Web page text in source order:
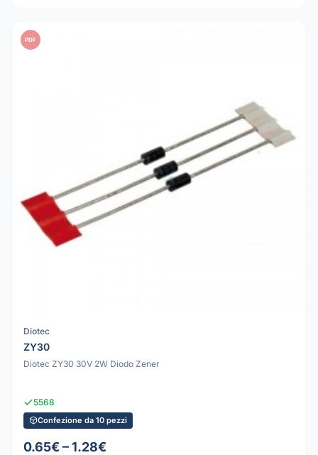
PDF
Diotec
ZY30
Diotec ZY30 30V 2W Diodo Zener
5568
Confezione da 10 pezzi
0.65€ – 1.28€